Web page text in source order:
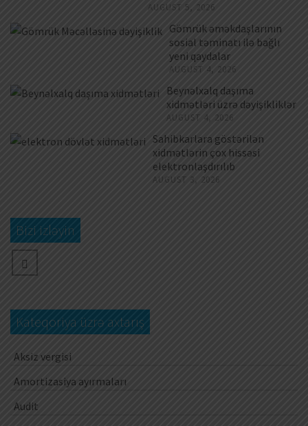
AUGUST 5, 2026
Gömrük əməkdaşlarının
sosial təminatı ilə bağlı
yeni qaydalar
AUGUST 4, 2026
Beynəlxalq daşıma
xidmətləri üzrə dəyişikliklər
AUGUST 4, 2026
Sahibkarlara göstərilən
xidmətlərin çox hissəsi
elektronlaşdırılıb
AUGUST 3, 2026
Bizi izləyin
Kateqoriya üzrə axtarış
Aksiz vergisi
Amortizasiya ayırmaları
Audit